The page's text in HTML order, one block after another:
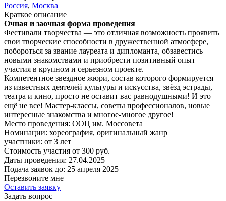
Россия, Москва
Краткое описание
Очная и заочная форма проведения
Фестивали творчества — это отличная возможность проявить
свои творческие способности в дружественной атмосфере,
побороться за звание лауреата и дипломанта, обзавестись
новыми знакомствами и приобрести позитивный опыт
участия в крупном и серьезном проекте.
Компетентное звездное жюри, состав которого формируется
из известных деятелей культуры и искусства, звёзд эстрады,
театра и кино, просто не оставит вас равнодушными! И это
ещё не все! Мастер-классы, советы профессионалов, новые
интересные знакомства и многое-многое другое!
Место проведения: ООЦ им. Моссовета
Номинации: хореография, оригинальный жанр
участники: от 3 лет
Стоимость участия от 300 руб.
Даты проведения: 27.04.2025
Подача заявок до: 25 апреля 2025
Перезвоните мне
Оставить заявку
Задать вопрос